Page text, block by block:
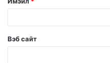
Вэб сайт